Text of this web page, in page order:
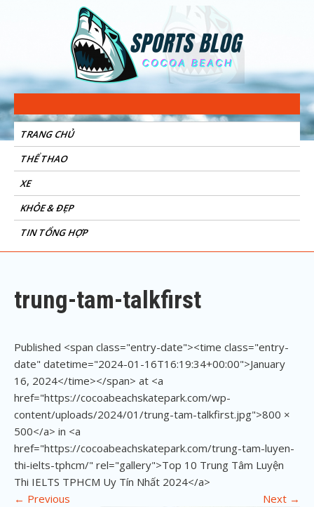
Sports Blog
Cocoa Beach
TRANG CHỦ
THỂ THAO
XE
KHỎE & ĐẸP
TIN TỔNG HỢP
trung-tam-talkfirst
Published <span class="entry-date"><time class="entry-
date" datetime="2024-01-16T16:19:34+00:00">January
16, 2024</time></span> at <a
href="https://cocoabeachskatepark.com/wp-
content/uploads/2024/01/trung-tam-talkfirst.jpg">800 ×
500</a> in <a
href="https://cocoabeachskatepark.com/trung-tam-luyen-
thi-ielts-tphcm/" rel="gallery">Top 10 Trung Tâm Luyện
Thi IELTS TPHCM Uy Tín Nhất 2024</a>
← Previous Next →